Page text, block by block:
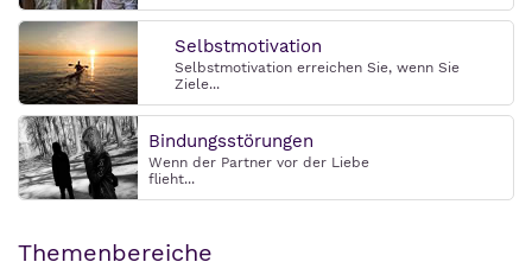
Selbstmotivation
Selbstmotivation erreichen Sie, wenn Sie
Ziele...
Bindungsstörungen
Wenn der Partner vor der Liebe
flieht...
Themenbereiche